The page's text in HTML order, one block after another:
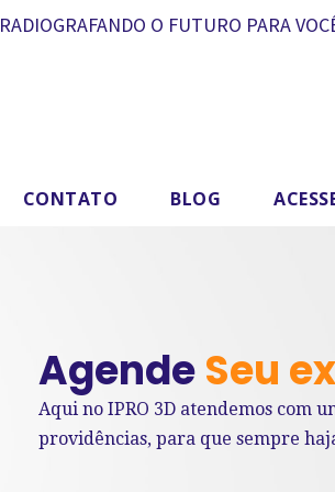
RADIOGRAFANDO O FUTURO PARA
CONTATO BLOG
AgendeSeu
Aqui no IPRO 3D atendemos com
providências, para que sempre